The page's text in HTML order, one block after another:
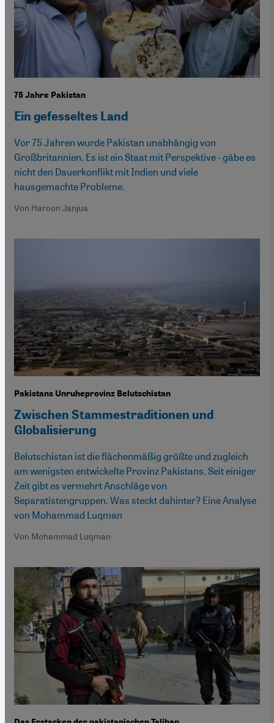
75 Jahre Pakistan
Ein gefesseltes Land
Vor 75 Jahren wurde Pakistan unabhängig von
Großbritannien. Es ist ein Staat mit Perspektive - gäbe es
nicht den Dauerkonflikt mit Indien und viele
hausgemachte Probleme.
Von Haroon Janjua
Pakistans Unruheprovinz Belutschistan
Zwischen Stammestraditionen und
Globalisierung
Belutschistan ist die flächenmäßig größte und zugleich
am wenigsten entwickelte Provinz Pakistans. Seit einiger
Zeit gibt es vermehrt Anschläge von
Separatistengruppen. Was steckt dahinter? Eine Analyse
von Mohammad Luqman
Von Mohammad Luqman